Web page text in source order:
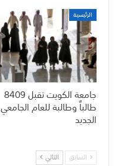
الرئيسية
جامعة الكويت تقبل 8409
طالباً وطالبة للعام الجامعي
الجديد
السابق التالي